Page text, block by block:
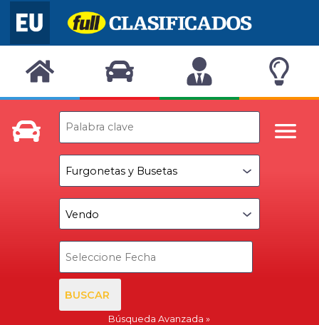
BUSCAR
Búsqueda Avanzada